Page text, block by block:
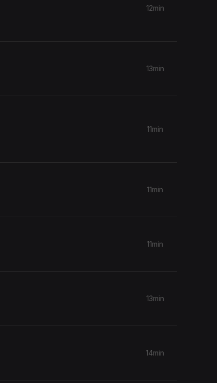
12min
13min
11min
11min
11min
13min
14min